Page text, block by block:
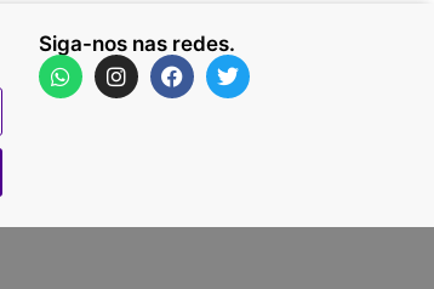
Siga-nos nas redes.